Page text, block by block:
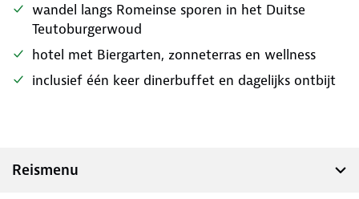
wandel langs Romeinse sporen in het Duitse
Teutoburgerwoud
hotel met Biergarten, zonneterras en wellness
inclusief één keer dinerbuffet en dagelijks ontbijt
Reismenu